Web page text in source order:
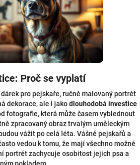
Proč se vyplatí
pro pejskaře, ručně malovaný portrét
dekorace, ale i jakodlouhodobá investice
fotografie, která může časem vyblednout
zpracovaný obraz trvalým uměleckým
vážit po celá léta. Vášně pejskařů a
vedou k tomu, že mají všechno možné
portrét zachycuje osobitost jejich psa a